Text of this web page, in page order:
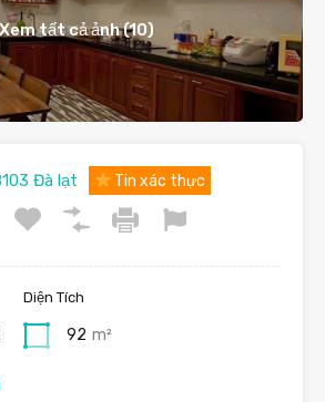
Xem tất cả ảnh (10)
Đà lạt Tin xác thực
Diện Tích
92 m²